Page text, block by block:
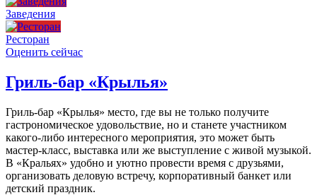
Заведения
Ресторан
Оценить сейчас
Гриль-бар «Крылья»
Гриль-бар «Крылья» место, где вы не только получите
гастрономическое удовольствие, но и станете участником
какого-либо интересного мероприятия, это может быть
мастер-класс, выставка или же выступление с живой музыкой.
В «Кральях» удобно и уютно провести время с друзьями,
организовать деловую встречу, корпоративный банкет или
детский праздник.